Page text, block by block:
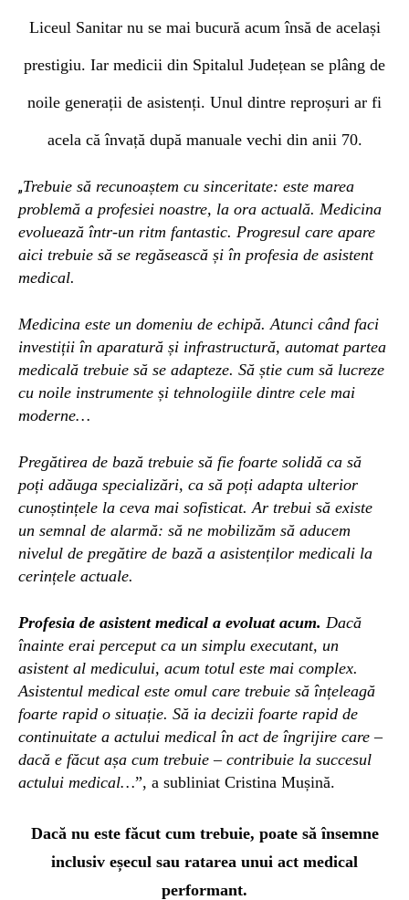
Liceul Sanitar nu se mai bucură acum însă de același
prestigiu. Iar medicii din Spitalul Județean se plâng de
noile generații de asistenți. Unul dintre reproșuri ar fi
acela că învață după manuale vechi din anii 70.
„Trebuie să recunoaștem cu sinceritate: este marea
problemă a profesiei noastre, la ora actuală. Medicina
evoluează într-un ritm fantastic. Progresul care apare
aici trebuie să se regăsească și în profesia de asistent
medical.
Medicina este un domeniu de echipă. Atunci când faci
investiții în aparatură și infrastructură, automat partea
medicală trebuie să se adapteze. Să știe cum să lucreze
cu noile instrumente și tehnologiile dintre cele mai
moderne…
Pregătirea de bază trebuie să fie foarte solidă ca să
poți adăuga specializări, ca să poți adapta ulterior
cunoștințele la ceva mai sofisticat. Ar trebui să existe
un semnal de alarmă: să ne mobilizăm să aducem
nivelul de pregătire de bază a asistenților medicali la
cerințele actuale.
Profesia de asistent medical a evoluat acum. Dacă
înainte erai perceput ca un simplu executant, un
asistent al medicului, acum totul este mai complex.
Asistentul medical este omul care trebuie să înțeleagă
foarte rapid o situație. Să ia decizii foarte rapid de
continuitate a actului medical în act de îngrijire care –
dacă e făcut așa cum trebuie – contribuie la succesul
actului medical…”, a subliniat Cristina Mușină.
Dacă nu este făcut cum trebuie, poate să însemne
inclusiv eșecul sau ratarea unui act medical
performant.